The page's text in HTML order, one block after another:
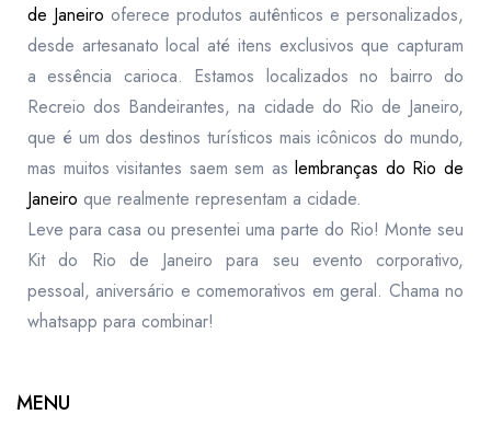
de Janeiro oferece produtos autênticos e personalizados,
desde artesanato local até itens exclusivos que capturam
a essência carioca. Estamos localizados no bairro do
Recreio dos Bandeirantes, na cidade do Rio de Janeiro,
que é um dos destinos turísticos mais icônicos do mundo,
mas muitos visitantes saem sem aslembranças do Rio de
Janeiro que realmente representam a cidade.
Leve para casa ou presentei uma parte do Rio! Monte seu
Kit do Rio de Janeiro para seu evento corporativo,
pessoal, aniversário e comemorativos em geral. Chama no
whatsapp para combinar!
MENU